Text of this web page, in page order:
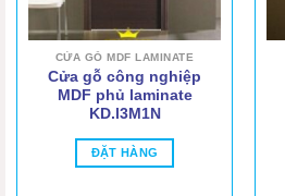
CỬA GỖ MDF LAMINATE
Cửa gỗ công nghiệp
MDF phủ laminate
KD.l3M1N
ĐẶT HÀNG